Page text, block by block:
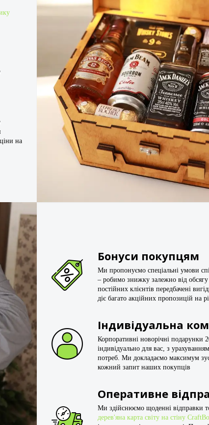
на
Бонуси покупцям
Ми пропонуємо спеціальні умови
– робимо знижку залежно від
постійних клієнтів передбачені
діє багато акційних пропозицій на
Індивідуальна
Корпоративні новорічні подарунки
індивідуально для вас, з
потреб. Ми докладаємо максимум
кожний запит наших покупців
Оперативне
Ми здійснюємо щоденні відправки
дерев'яна карта світу на стіну